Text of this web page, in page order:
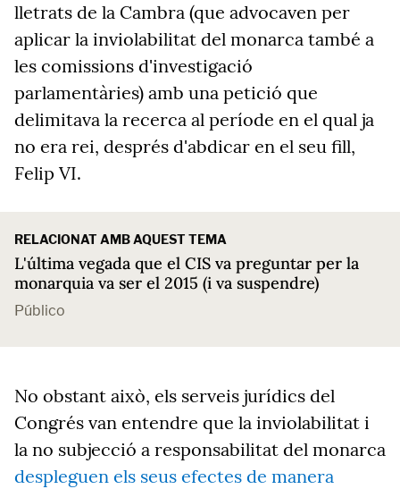
lletrats de la Cambra (que advocaven per
aplicar la inviolabilitat del monarca també a
les comissions d'investigació
parlamentàries) amb una petició que
delimitava la recerca al període en el qual ja
no era rei, després d'abdicar en el seu fill,
Felip VI.
RELACIONAT AMB AQUEST TEMA
L'última vegada que el CIS va preguntar per la
monarquia va ser el 2015 (i va suspendre)
Público
No obstant això, els serveis jurídics del
Congrés van entendre que la inviolabilitat i
la no subjecció a responsabilitat del monarca
despleguen els seus efectes de manera